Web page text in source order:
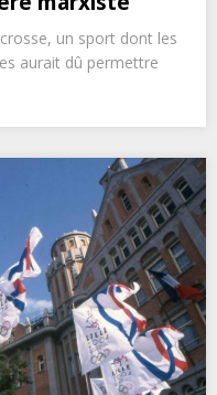
un sport dont les
aurait dû permettre